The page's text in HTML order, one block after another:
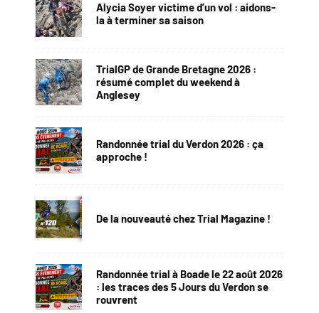
Alycia Soyer victime d’un vol : aidons-
la à terminer sa saison
TrialGP de Grande Bretagne 2026 :
résumé complet du weekend à
Anglesey
Randonnée trial du Verdon 2026 : ça
approche !
De la nouveauté chez Trial Magazine !
Randonnée trial à Boade le 22 août 2026
: les traces des 5 Jours du Verdon se
rouvrent